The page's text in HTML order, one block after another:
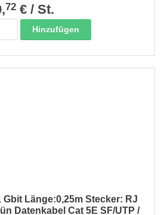
72 € / St.
Hinzufügen
Gbit Länge:0,25m Stecker: RJ
Datenkabel Cat 5E SF/UTP /